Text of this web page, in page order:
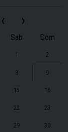
‹ ›
Sab Dom
1 2
8 9
15 16
22 23
29 30